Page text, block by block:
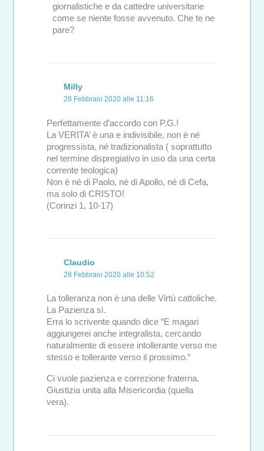
giornalistiche e da cattedre universitarie
come se niente fosse avvenuto. Che te ne
pare?
Milly
28 Febbraio 2020 alle 11:16
Perfettamente d’accordo con P.G.!
La VERITA’ è una e indivisibile, non è né
progressista, né tradizionalista ( soprattutto
nel termine dispregiativo in uso da una certa
corrente teologica)
Non è né di Paolo, né di Apollo, né di Cefa,
ma solo di CRISTO!
(Corinzi 1, 10-17)
Claudio
28 Febbraio 2020 alle 10:52
La tolleranza non è una delle Virtù cattoliche.
La Pazienza sì.
Erra lo scrivente quando dice “E magari
aggiungerei anche integralista, cercando
naturalmente di essere intollerante verso me
stesso e tollerante verso il prossimo.”
Ci vuole pazienza e correzione fraterna.
Giustizia unita alla Misericordia (quella
vera).